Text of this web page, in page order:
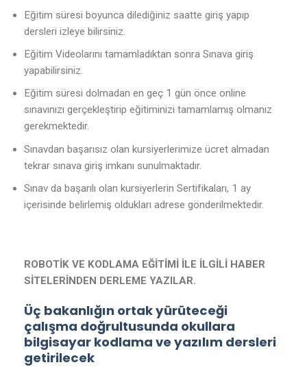
Eğitim süresi boyunca dilediğiniz saatte giriş yapıp
dersleri izleye bilirsiniz.
Eğitim Videolarını tamamladıktan sonra Sınava giriş
yapabilirsiniz.
Eğitim süresi dolmadan en geç 1 gün önce online
sınavınızı gerçekleştirip eğitiminizi tamamlamış olmanız
gerekmektedir.
Sınavdan başarısız olan kursiyerlerimize ücret almadan
tekrar sınava giriş imkanı sunulmaktadır.
Sınav da başarılı olan kursiyerlerin Sertifikaları, 1 ay
içerisinde belirlemiş oldukları adrese gönderilmektedir.
ROBOTİK VE KODLAMA EĞİTİMİ İLE İLGİLİ HABER
SİTELERİNDEN DERLEME YAZILAR.
Üç bakanlığın ortak yürüteceği
çalışma doğrultusunda okullara
bilgisayar kodlama ve yazılım dersleri
getirilecek